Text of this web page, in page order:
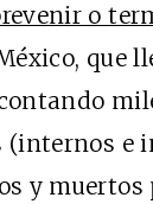
o
que
(internos e
y muertos